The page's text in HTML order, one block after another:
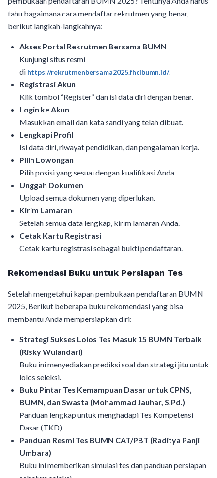
tahu bagaimana cara mendaftar rekrutmen yang benar,
berikut langkah-langkahnya:
Akses Portal Rekrutmen Bersama BUMN
Kunjungi situs resmi
di https://rekrutmenbersama2025.fhcibumn.id/.
Registrasi Akun
Klik tombol “Register” dan isi data diri dengan benar.
Login ke Akun
Masukkan email dan kata sandi yang telah dibuat.
Lengkapi Profil
Isi data diri, riwayat pendidikan, dan pengalaman kerja.
Pilih Lowongan
Pilih posisi yang sesuai dengan kualifikasi Anda.
Unggah Dokumen
Upload semua dokumen yang diperlukan.
Kirim Lamaran
Setelah semua data lengkap, kirim lamaran Anda.
Cetak Kartu Registrasi
Cetak kartu registrasi sebagai bukti pendaftaran.
Rekomendasi Buku untuk Persiapan Tes
Setelah mengetahui kapan pembukaan pendaftaran BUMN
2025, Berikut beberapa buku rekomendasi yang bisa
membantu Anda mempersiapkan diri:
Strategi Sukses Lolos Tes Masuk 15 BUMN Terbaik
(Risky Wulandari)
Buku ini menyediakan prediksi soal dan strategi jitu untuk
lolos seleksi.
Buku Pintar Tes Kemampuan Dasar untuk CPNS,
BUMN, dan Swasta (Mohammad Jauhar, S.Pd.)
Panduan lengkap untuk menghadapi Tes Kompetensi
Dasar (TKD).
Panduan Resmi Tes BUMN CAT/PBT (Raditya Panji
Umbara)
Buku ini memberikan simulasi tes dan panduan persiapan